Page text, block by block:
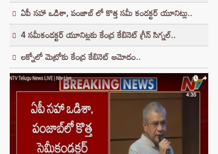
ఏపీ సహా ఒడిశా, పంజాబ్ లో కొత్త సమీ కండక్టర్ యూనిట్లు..
4 సమీకండక్టర్ యూనిట్లకు కేంద్ర కేబినెట్ గ్రీన్ సిగ్నల్..
లక్నోలో మెట్రోకు కేంద్ర కేబినెట్ ఆమోదం..